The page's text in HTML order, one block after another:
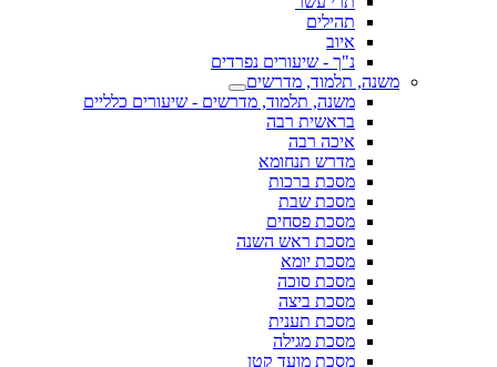
תהילים
איוב
נ"ך - שיעורים נפרדים
משנה, תלמוד, מדרשים
משנה, תלמוד, מדרשים - שיעורים כלליים
בראשית רבה
איכה רבה
מדרש תנחומא
מסכת ברכות
מסכת שבת
מסכת פסחים
מסכת ראש השנה
מסכת יומא
מסכת סוכה
מסכת ביצה
מסכת תענית
מסכת מגילה
מסכת מועד קטן